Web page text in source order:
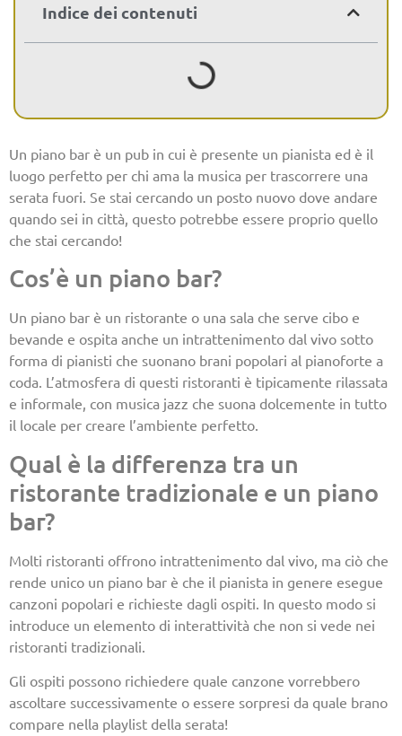
Indice dei contenuti
Un piano bar è un pub in cui è presente un pianista ed è il
luogo perfetto per chi ama la musica per trascorrere una
serata fuori. Se stai cercando un posto nuovo dove andare
quando sei in città, questo potrebbe essere proprio quello
che stai cercando!
Cos’è un piano bar?
Un piano bar è un ristorante o una sala che serve cibo e
bevande e ospita anche un intrattenimento dal vivo sotto
forma di pianisti che suonano brani popolari al pianoforte a
coda. L’atmosfera di questi ristoranti è tipicamente rilassata
e informale, con musica jazz che suona dolcemente in tutto
il locale per creare l’ambiente perfetto.
Qual è la differenza tra un
ristorante tradizionale e un piano
bar?
Molti ristoranti offrono intrattenimento dal vivo, ma ciò che
rende unico un piano bar è che il pianista in genere esegue
canzoni popolari e richieste dagli ospiti. In questo modo si
introduce un elemento di interattività che non si vede nei
ristoranti tradizionali.
Gli ospiti possono richiedere quale canzone vorrebbero
ascoltare successivamente o essere sorpresi da quale brano
compare nella playlist della serata!